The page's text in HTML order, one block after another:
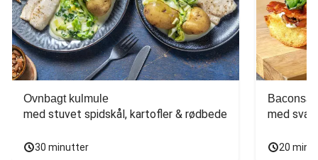
Ovnbagt kulmule
med stuvet spidskål, kartofler & rødbede
30 minutter
med
20